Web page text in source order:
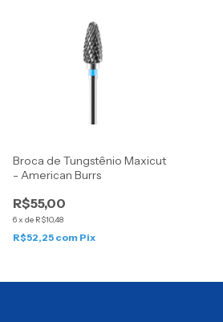
Broca de Tungstênio Maxicut
- American Burrs
R$55,00
6x de R$10,48
R$52,25 com Pix